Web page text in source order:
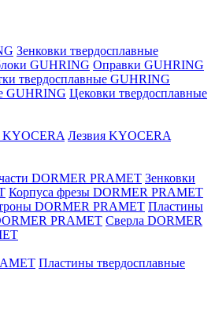
Зенковки твердосплавные
GUHRING Оправки GUHRING
твердосплавные GUHRING
GUHRING Цековки твердосплавные
KYOCERA Лезвия KYOCERA
DORMER PRAMET Зенковки
Корпуса фрезы DORMER PRAMET
DORMER PRAMET Пластины
PRAMET Сверла DORMER
Пластины твердосплавные